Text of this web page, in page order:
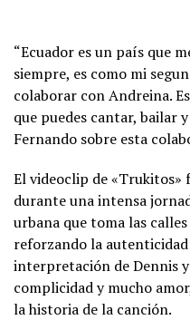
“Ecuador es un país que
siempre, es como mi
colaborar con Andreina.
que puedes cantar, bailar
Fernando sobre esta
El videoclip de «Trukitos»
durante una intensa
urbana que toma las
reforzando la
interpretación de Dennis
complicidad y mucho
la historia de la canción.